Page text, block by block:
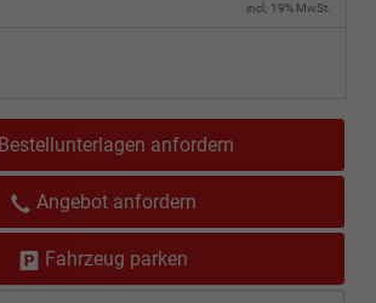
incl. 19% MwSt.
Bestellunterlagen anfordern
Angebot anfordern
Fahrzeug parken